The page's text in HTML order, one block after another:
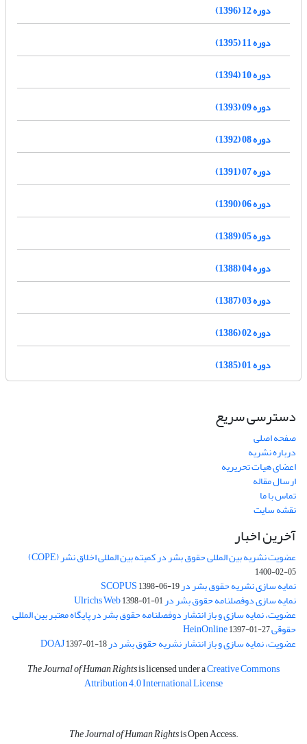
دوره 12 (1396)
دوره 11 (1395)
دوره 10 (1394)
دوره 09 (1393)
دوره 08 (1392)
دوره 07 (1391)
دوره 06 (1390)
دوره 05 (1389)
دوره 04 (1388)
دوره 03 (1387)
دوره 02 (1386)
دوره 01 (1385)
دسترسی سریع
صفحه اصلی
درباره نشریه
اعضای هیات تحریریه
ارسال مقاله
تماس با ما
نقشه سایت
آخرین اخبار
عضویت نشریه بین المللی حقوق بشر در کمیته بین المللی اخلاق نشر (COPE)
1400-02-05
نمایه سازی نشریه حقوق بشر در SCOPUS1398-06-19
نمایه سازی دوفصلنامه حقوق بشر در Ulrichs Web1398-01-01
عضویت، نمایه سازی و باز انتشار دوفصلنامه حقوق بشر در پایگاه معتبر بین المللی
حقوقی HeinOnline1397-01-27
عضویت، نمایه سازی و باز انتشار نشریه حقوق بشر در DOAJ1397-01-18
The Journal of Human Rightsis licensed under aCreative Commons
Attribution 4.0 International License
The Journal of Human Rightsis Open Access.